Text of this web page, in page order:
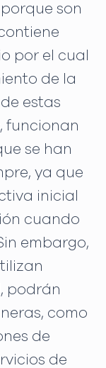
son
por el cual
de la
estas
funcionan
se han
ya que
inicial
cuando
embargo,
podrán
como
de
de